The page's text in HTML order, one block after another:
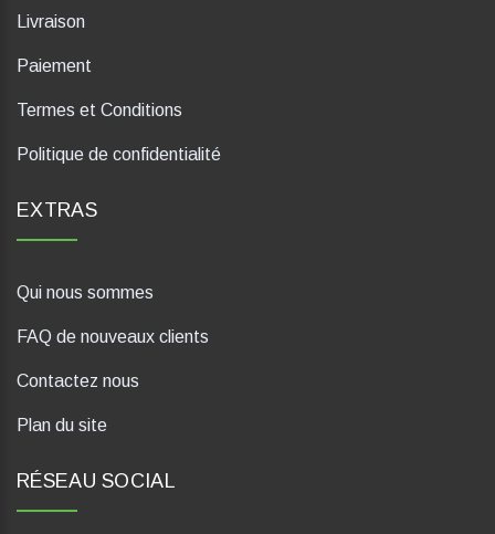
Livraison
Paiement
Termes et Conditions
Politique de confidentialité
EXTRAS
Qui nous sommes
FAQ de nouveaux clients
Contactez nous
Plan du site
RÉSEAU SOCIAL